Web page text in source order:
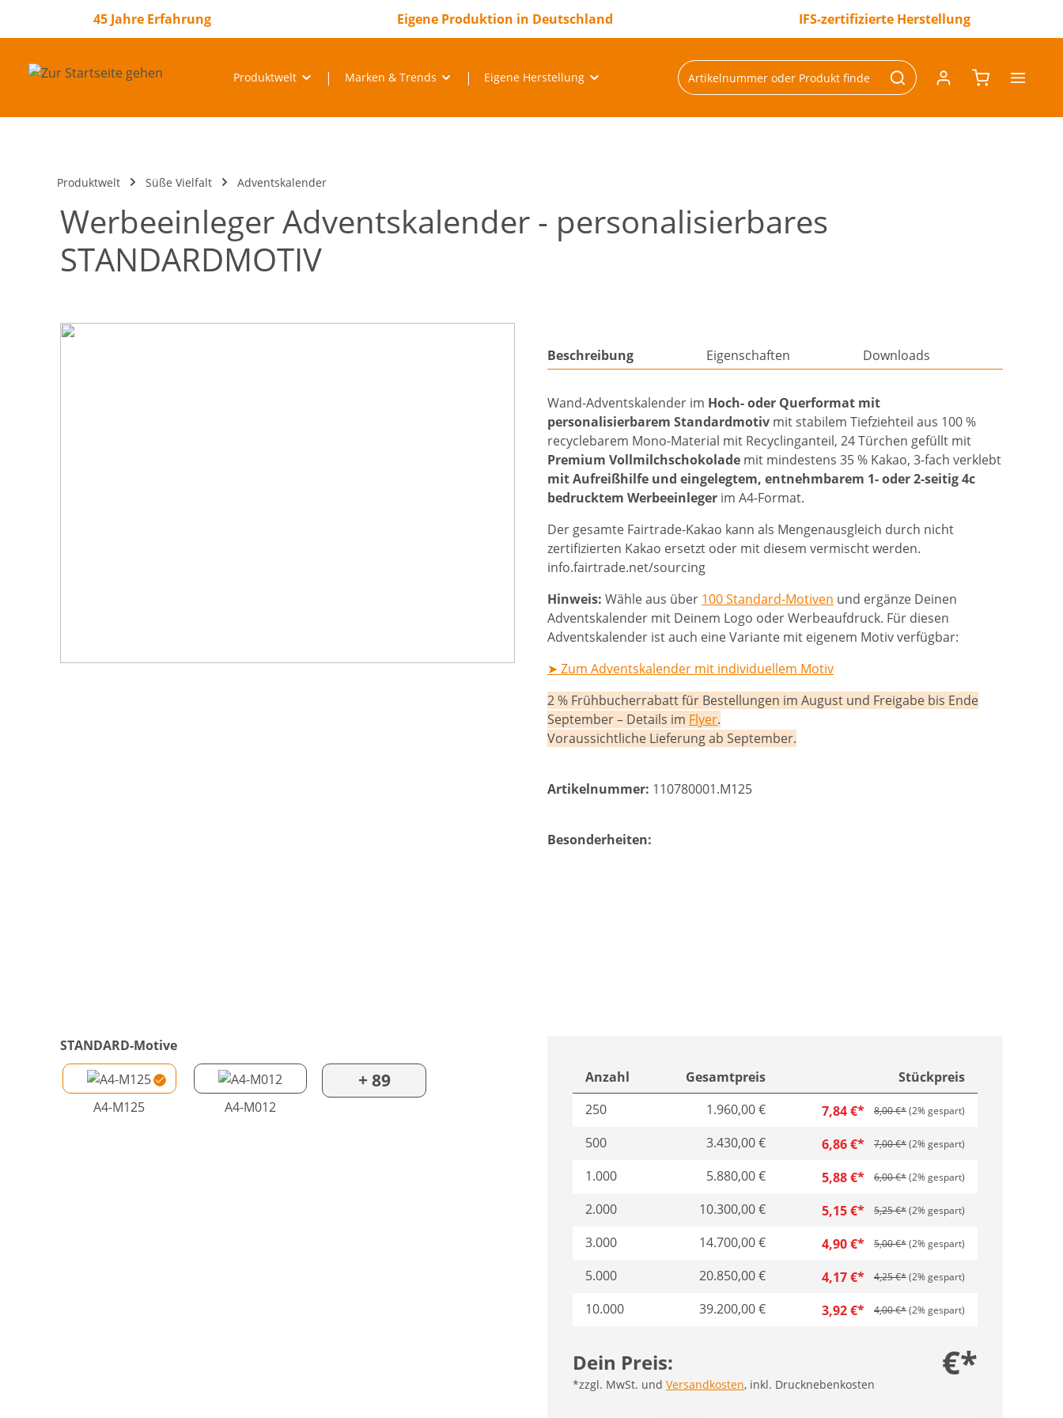
Zur Hauptnavigation springen
45 Jahre Erfahrung Eigene Produktion in Deutschland IFS-zertifizierte Herstellung
Produktwelt Marken & Trends Eigene Herstellung
Produktwelt Süße Vielfalt Adventskalender
Werbeeinleger Adventskalender - personalisierbares
STANDARDMOTIV
Bildergalerie überspringen
Beschreibung
Eigenschaften Downloads
Wand-Adventskalender im Hoch- oder Querformat mit
personalisierbarem Standardmotiv mit stabilem Tiefziehteil aus 100 %
recyclebarem Mono-Material mit Recyclinganteil, 24 Türchen gefüllt mit
Premium Vollmilchschokolade mit mindestens 35 % Kakao, 3-fach verklebt
mit Aufreißhilfe und eingelegtem, entnehmbarem 1- oder 2-seitig 4c
bedrucktem Werbeeinleger im A4-Format.
Der gesamte Fairtrade-Kakao kann als Mengenausgleich durch nicht
zertifizierten Kakao ersetzt oder mit diesem vermischt werden.
info.fairtrade.net/sourcing
Hinweis: Wähle aus über 100 Standard-Motiven und ergänze Deinen
Adventskalender mit Deinem Logo oder Werbeaufdruck. Für diesen
Adventskalender ist auch eine Variante mit eigenem Motiv verfügbar:
➤ Zum Adventskalender mit individuellem Motiv
2 % Frühbucherrabatt für Bestellungen im August und Freigabe bis Ende
September – Details im Flyer.
Voraussichtliche Lieferung ab September.
Artikelnummer: 110780001.M125
Besonderheiten:
STANDARD-Motive
A4-M125 A4-M012
+ 89 Anzahl Gesamtpreis
Stückpreis
250
1.960,00 € 7,84 €* 8,00 €*(2% gespart)
500 3.430,00 € 6,86 €* 7,00 €*(2% gespart)
1.000 5.880,00 € 5,88 €* 6,00 €*(2% gespart)
2.000 10.300,00 € 5,15 €* 5,25 €*(2% gespart)
3.000 14.700,00 € 4,90 €* 5,00 €*(2% gespart)
5.000 20.850,00 € 4,17 €* 4,25 €*(2% gespart)
10.000 39.200,00 € 3,92 €* 4,00 €*(2% gespart)
Dein Preis: €*
*zzgl. MwSt. und Versandkosten, inkl. Drucknebenkosten